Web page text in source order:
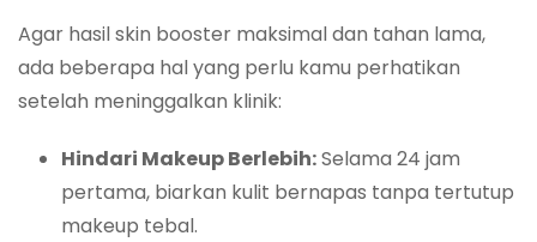
Agar hasil skin booster maksimal dan tahan lama,
ada beberapa hal yang perlu kamu perhatikan
setelah meninggalkan klinik:
Hindari Makeup Berlebih:Selama 24 jam
pertama, biarkan kulit bernapas tanpa tertutup
makeup tebal.